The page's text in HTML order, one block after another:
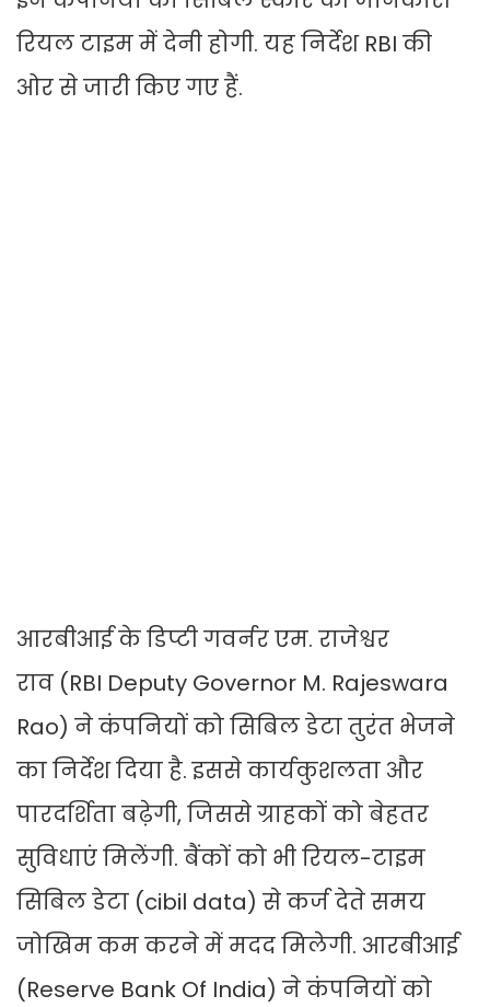
रियल टाइम में देनी होगी. यह निर्देश RBI की
ओर से जारी किए गए हैं.
आरबीआई के डिप्टी गवर्नर एम. राजेश्वर
राव (RBI Deputy Governor M. Rajeswara
Rao) ने कंपनियों को सिबिल डेटा तुरंत भेजने
का निर्देश दिया है. इससे कार्यकुशलता और
पारदर्शिता बढ़ेगी, जिससे ग्राहकों को बेहतर
सुविधाएं मिलेंगी. बैंकों को भी रियल-टाइम
सिबिल डेटा (cibil data) से कर्ज देते समय
जोखिम कम करने में मदद मिलेगी. आरबीआई
(Reserve Bank Of India) ने कंपनियों को